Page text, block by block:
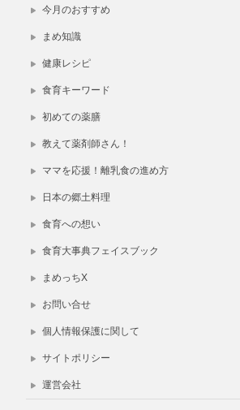
今月のおすすめ
まめ知識
健康レシピ
食育キーワード
初めての薬膳
教えて薬剤師さん！
ママを応援！離乳食の進め方
日本の郷土料理
食育への想い
食育大事典フェイスブック
まめっちX
お問い合せ
個人情報保護に関して
サイトポリシー
運営会社